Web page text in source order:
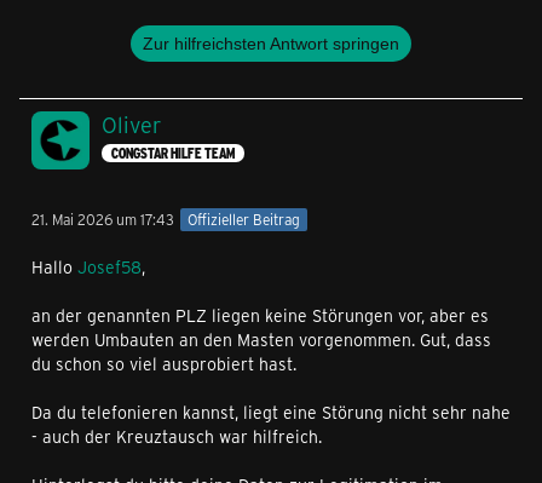
Zur hilfreichsten Antwort springen
Oliver
CONGSTAR HILFE TEAM
21. Mai 2026 um 17:43 Offizieller Beitrag
Hallo Josef58,
an der genannten PLZ liegen keine Störungen vor, aber es
werden Umbauten an den Masten vorgenommen. Gut, dass
du schon so viel ausprobiert hast.
Da du telefonieren kannst, liegt eine Störung nicht sehr nahe
- auch der Kreuztausch war hilfreich.